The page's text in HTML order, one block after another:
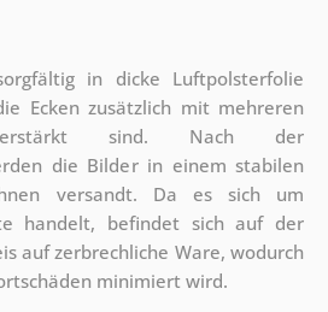
in dicke Luftpolsterfolie
Ecken zusätzlich mit mehreren
verstärkt sind. Nach der
die Bilder in einem stabilen
versandt. Da es sich um
handelt, befindet sich auf der
auf zerbrechliche Ware, wodurch
minimiert wird.